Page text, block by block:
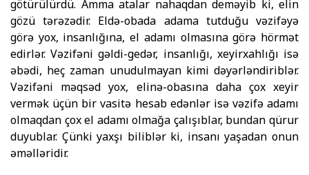
götürülürdü. Amma atalar nahaq­dan deməyib ki, elin
gözü tərəzədir. Eldə-obada adama tutduğu vəzifəyə
görə yox, insanlığına, el adamı olmasına görə hörmət
edirlər. Vəzifəni gəldi-gedər, insanlığı, xeyirxahlığı isə
əbədi, heç zaman unudulmayan kimi dəyərləndiriblər.
Vəzifəni məq­səd yox, elinə-obasına daha çox xeyir
vermək üçün bir vasitə hesab edənlər isə vəzifə adamı
ol­maqdan çox el adamı olmağa çalışıblar, bundan qürur
duyub­lar. Çünki yaxşı biliblər ki, insanı yaşadan onun
əməlləridir.